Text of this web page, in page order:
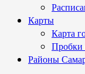
Карты
Карта
Пробки
Районы